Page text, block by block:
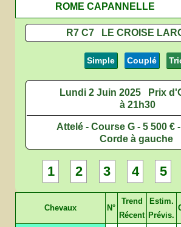
ROME CAPANNELLE
R7 C7 LE CROISE
Simple Couplé
Lundi 2 Juin 2025
Prix
à 21h30
Attelé - Course G - 5 500 €
Corde à gauche
1 2 3 4 5
Chevaux N°
Trend
Récent
Estim.
Prévis.